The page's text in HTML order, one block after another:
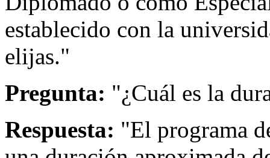
establecido con la
elijas."
Pregunta: "¿Cuál es la
Respuesta: "El programa